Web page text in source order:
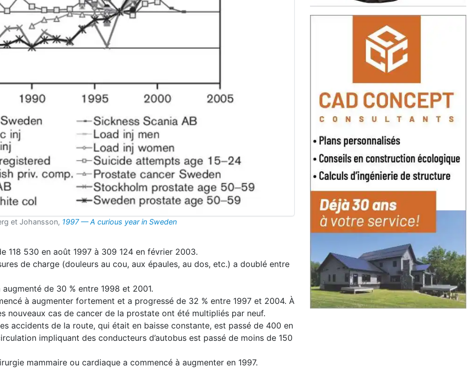
et Johansson, 1997 — A curious year in Sweden
118 530 en août 1997 à 309 124 en février 2003.
de charge (douleurs au cou, aux épaules, au dos, etc.) a doublé entre
de 30 % entre 1998 et 2001.
à augmenter fortement et a progressé de 32 % entre 1997 et 2004. À
nouveaux cas de cancer de la prostate ont été multipliés par neuf.
accidents de la route, qui était en baisse constante, est passé de 400 en
impliquant des conducteurs d’autobus est passé de moins de 150
mammaire ou cardiaque a commencé à augmenter en 1997.